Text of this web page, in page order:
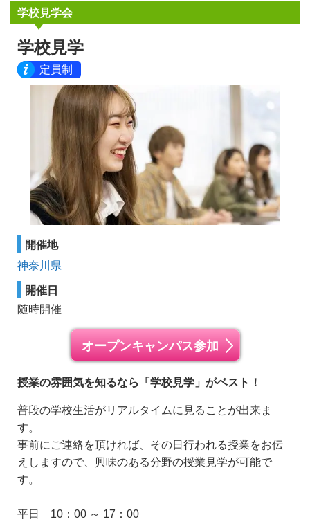
学校見学会
学校見学
定員制
開催地
神奈川県
開催日
随時開催
オープンキャンパス参加
授業の雰囲気を知るなら「学校見学」がベスト！
普段の学校生活がリアルタイムに見ることが出来ま
す。
事前にご連絡を頂ければ、その日行われる授業をお伝
えしますので、興味のある分野の授業見学が可能で
す。
平日 10：00 ～ 17：00